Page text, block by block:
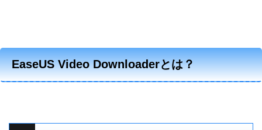
EaseUS Video Downloaderとは？